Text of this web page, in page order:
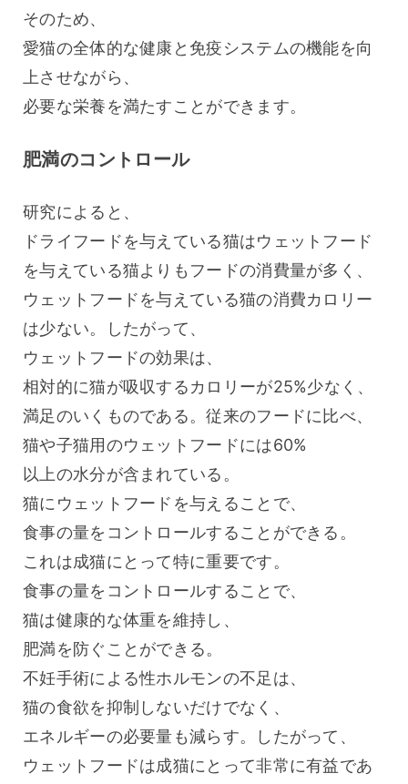
そのため、
愛猫の全体的な健康と免疫システムの機能を向
上させながら、
必要な栄養を満たすことができます。
肥満のコントロール
研究によると、
ドライフードを与えている猫はウェットフード
を与えている猫よりもフードの消費量が多く、
ウェットフードを与えている猫の消費カロリー
は少ない。したがって、
ウェットフードの効果は、
相対的に猫が吸収するカロリーが25%少なく、
満足のいくものである。従来のフードに比べ、
猫や子猫用のウェットフードには60%
以上の水分が含まれている。
猫にウェットフードを与えることで、
食事の量をコントロールすることができる。
これは成猫にとって特に重要です。
食事の量をコントロールすることで、
猫は健康的な体重を維持し、
肥満を防ぐことができる。
不妊手術による性ホルモンの不足は、
猫の食欲を抑制しないだけでなく、
エネルギーの必要量も減らす。したがって、
ウェットフードは成猫にとって非常に有益であ